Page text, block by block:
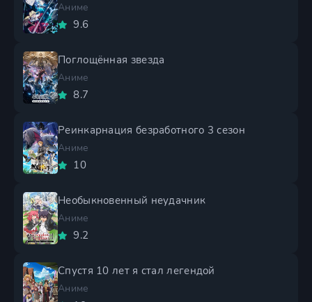
Аниме
9.6
Поглощённая звезда
Аниме
8.7
Реинкарнация безработного 3 сезон
Аниме
10
Необыкновенный неудачник
Аниме
9.2
Спустя 10 лет я стал легендой
Аниме